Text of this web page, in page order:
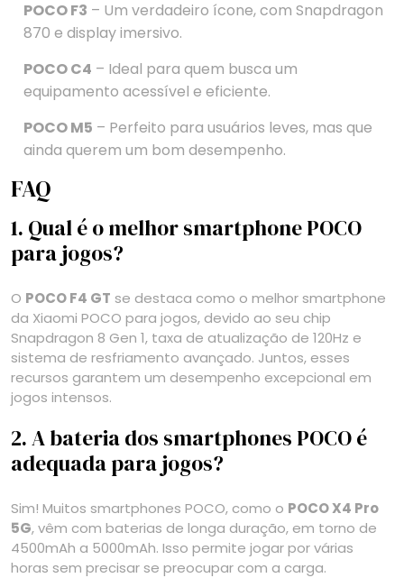
POCO F3 – Um verdadeiro ícone, com Snapdragon
870 e display imersivo.
POCO C4 – Ideal para quem busca um
equipamento acessível e eficiente.
POCO M5 – Perfeito para usuários leves, mas que
ainda querem um bom desempenho.
FAQ
1. Qual é o melhor smartphone POCO
para jogos?
O POCO F4 GT se destaca como o melhor smartphone
da Xiaomi POCO para jogos, devido ao seu chip
Snapdragon 8 Gen 1, taxa de atualização de 120Hz e
sistema de resfriamento avançado. Juntos, esses
recursos garantem um desempenho excepcional em
jogos intensos.
2. A bateria dos smartphones POCO é
adequada para jogos?
Sim! Muitos smartphones POCO, como o POCO X4 Pro
5G, vêm com baterias de longa duração, em torno de
4500mAh a 5000mAh. Isso permite jogar por várias
horas sem precisar se preocupar com a carga.